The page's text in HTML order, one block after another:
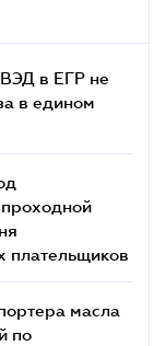
в ЕГР не
в едином
плательщиков
масла
по